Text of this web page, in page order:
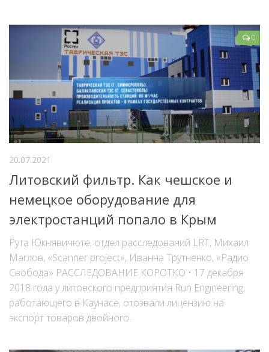
0
20.07.2021
Литовский фильтр. Как чешское и
немецкое оборудование для
электростанций попало в Крым
Рута Юкнявичюте, отдел расследований LRT, Михаил
Маглов, «Scanner project», Иванна Трутненко, «Радио
Свобода» РАССЛЕДОВАНИЕ КОРОТКО • 17 декабря
2018 года у литовского предприятия Run Engineering,
работающего в Каунасе, отозвали лицензию на
экспорт товаров двойного...